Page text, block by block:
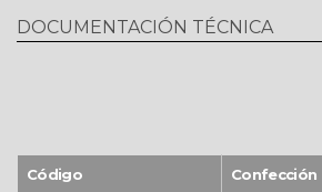
DOCUMENTACIÓN TÉCNICA
Código Confección